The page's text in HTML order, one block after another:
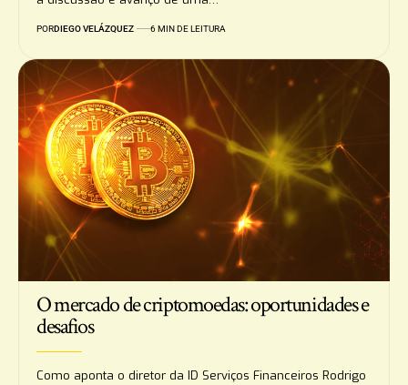
PORDIEGO VELÁZQUEZ 6 MIN DE LEITURA
O mercado de criptomoedas: oportunidades e
desafios
Como aponta o diretor da ID Serviços Financeiros Rodrigo